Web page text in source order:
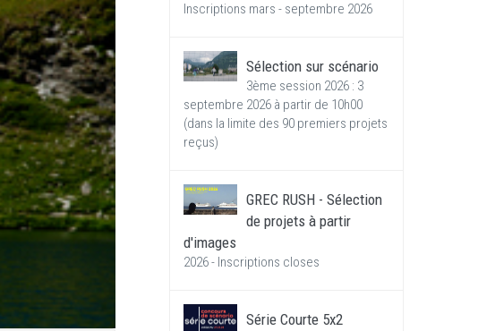
Inscriptions mars - septembre 2026
Sélection sur scénario
3ème session 2026 : 3
septembre 2026 à partir de 10h00
(dans la limite des 90 premiers projets
reçus)
GREC RUSH - Sélection
de projets à partir
d'images
2026 - Inscriptions closes
Série Courte 5x2